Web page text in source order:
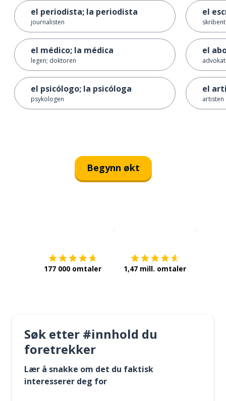
el periodista; la periodista
journalisten
el médico; la médica
legen; doktoren
el psicólogo; la psicóloga
psykologen
el
el
el
artisten
Begynn økt
177 000 omtaler 1,47 mill. omtaler
Søk etter #innhold du
foretrekker
Lær å snakke om det du faktisk
interesserer deg for